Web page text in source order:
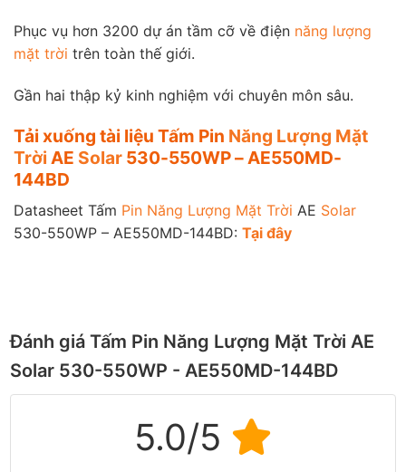
Phục vụ hơn 3200 dự án tầm cỡ về điện năng lượng
mặt trời trên toàn thế giới.
Gần hai thập kỷ kinh nghiệm với chuyên môn sâu.
Tải xuống tài liệu Tấm Pin Năng Lượng Mặt
Trời AE Solar 530-550WP – AE550MD-
144BD
Datasheet Tấm Pin Năng Lượng Mặt Trời AE Solar
530-550WP – AE550MD-144BD: Tại đây
Đánh giá Tấm Pin Năng Lượng Mặt Trời AE
Solar 530-550WP - AE550MD-144BD
5.0/5